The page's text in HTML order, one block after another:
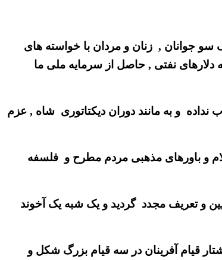
سو جوانان , زنان و مردان با خواسته های
دلارهای نفتی , حاصل از سرمایه ملی ما
نداده و به مانند دوران دیکتاتوری شاه , عزم
و باورهای مذهبی مردم مطرح و فلسفه
و تعریف مجدد گردید و یک شبه یک آخوند
قیام آفرینان در سه قیام بزرگ شکل و